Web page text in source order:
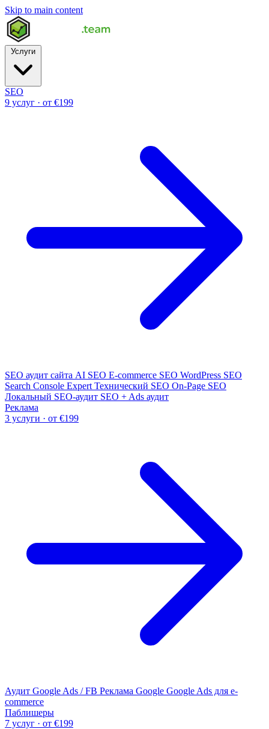
Skip to main content
SEO
9 услуг · от €199
SEO аудит сайта AI SEO E-commerce SEO WordPress SEO
Search Console Expert Технический SEO On-Page SEO
Локальный SEO-аудит SEO + Ads аудит
Реклама
3 услуги · от €199
Аудит Google Ads / FB Реклама Google Google Ads для e-
commerce
Паблишеры
7 услуг · от €199